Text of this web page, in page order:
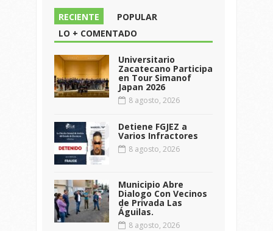
RECIENTE
POPULAR
LO + COMENTADO
Universitario
Zacatecano Participa
en Tour Simanof
Japan 2026
8 agosto, 2026
Detiene FGJEZ a
Varios Infractores
8 agosto, 2026
Municipio Abre
Dialogo Con Vecinos
de Privada Las
Águilas.
8 agosto, 2026